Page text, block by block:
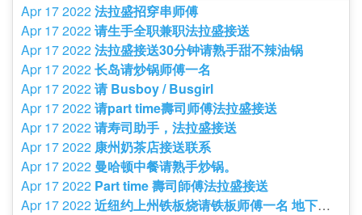
Apr 17 2022法拉盛招穿串师傅
Apr 17 2022请生手全职兼职法拉盛接送
Apr 17 2022法拉盛接送30分钟请熟手甜不辣油锅
Apr 17 2022长岛请炒锅师傅一名
Apr 17 2022请 Busboy / Busgirl
Apr 17 2022请part time壽司师傅法拉盛接送
Apr 17 2022请寿司助手，法拉盛接送
Apr 17 2022 康州奶茶店接送联系
Apr 17 2022 曼哈顿中餐请熟手炒锅。
Apr 17 2022 Part time 壽司師傅法拉盛接送
Apr 17 2022近纽约上州铁板烧请铁板师傅一名 地下抽风 小费高 可打6000以上 发拉盛接送